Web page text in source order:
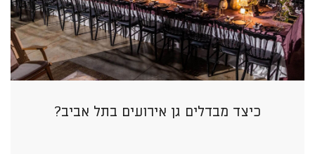
כיצד מבדלים גן אירועים בתל אביב?